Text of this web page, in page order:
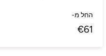
החל מ-
€61